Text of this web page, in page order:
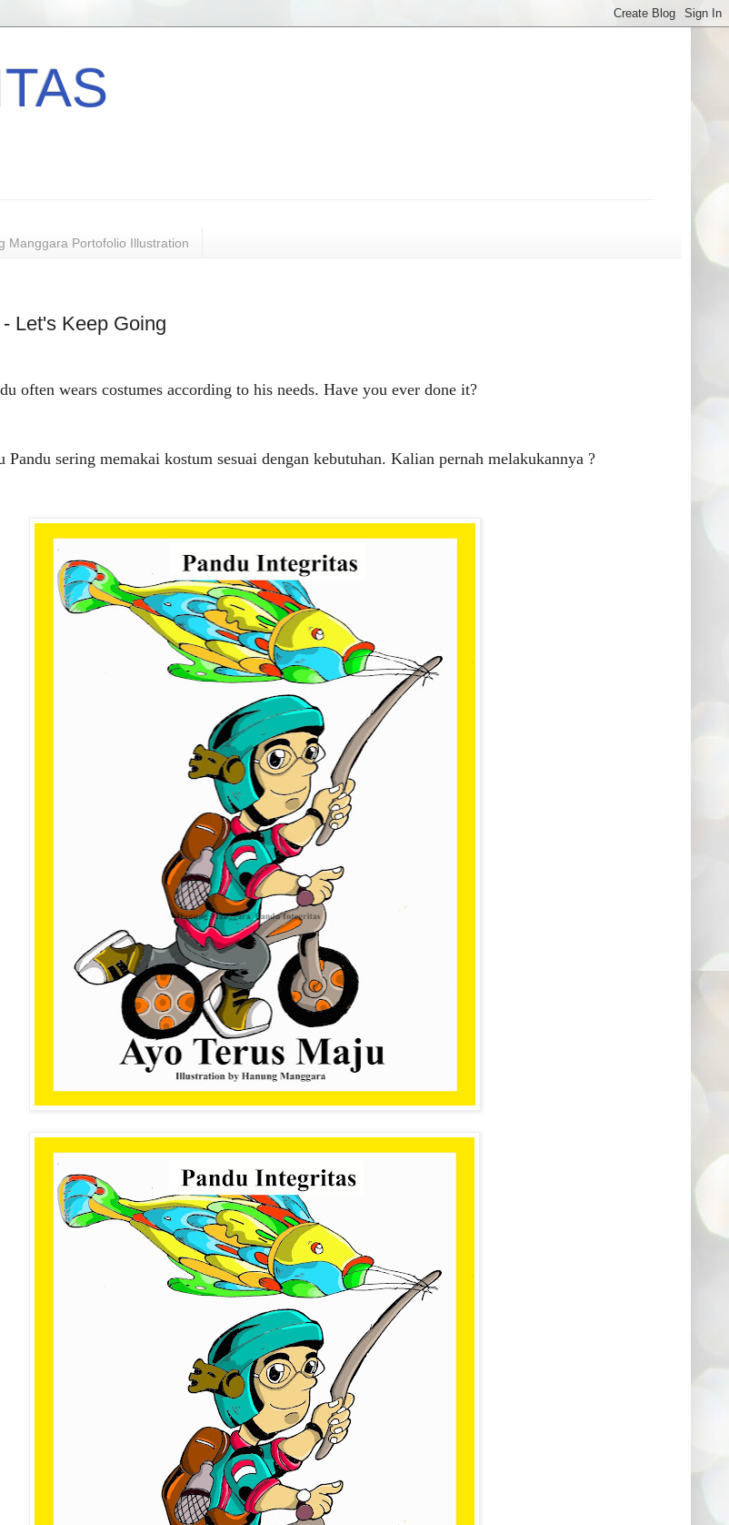
Manggara Portofolio Illustration
Let's Keep Going
often wears costumes according to his needs. Have you ever done it?
Pandu sering memakai kostum sesuai dengan kebutuhan. Kalian pernah melakukannya ?